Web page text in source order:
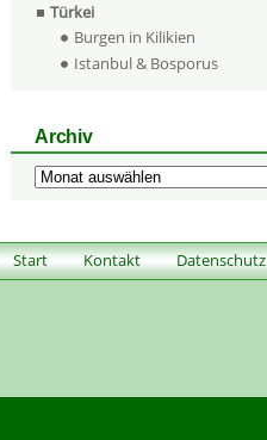
Türkei
Burgen in Kilikien
Istanbul & Bosporus
Archiv
Archiv
Start Kontakt Datenschutz